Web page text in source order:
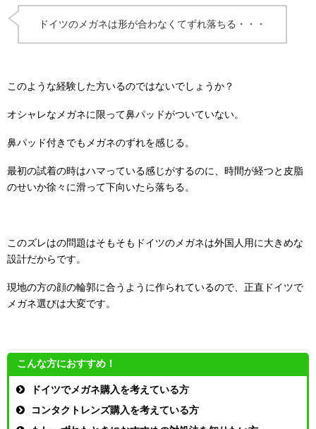
ドイツのメガネは形が合わなくてずれ落ちる・・・
このような経験した方いるのではないでしょうか？
オシャレなメガネに限って鼻パッドがついていない。
鼻パッド付きでもメガネのずれを感じる。
最初の試着の時はハマっている感じがするのに、時間が経つと皮脂
のせいか徐々に滑って下向いたら落ちる。
このズレはの問題はそもそもドイツのメガネは外国人用に大きめな
設計だからです。
現地の方の顔の輪郭に合うように作られているので、正直ドイツで
メガネ選びは大変です。
こんな方におすすめ！
ドイツでメガネ購入を考えている方
コンタクトレンズ購入を考えている方